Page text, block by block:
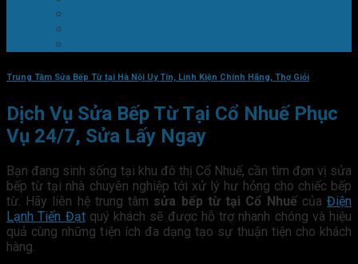
Trung Tâm Sửa Bếp Từ tại Hà Nội Uy Tín, Linh Kiện Chính Hãng, Thợ Giỏi
Dịch Vụ Sửa Bếp Từ Tại Cổ Nhuế Phục
Vụ 24/7, Sửa Lấy Ngay
Bạn đang sinh sống tại khu đô thị Cổ Nhuế, cần tìm đơn vị sửa
bếp từ tại nhà chuyên nghiệp tới xử lý hư hỏng cho chiếc bếp
từ. Hãy liên hệ trung tâm sửa bếp từ tại Cổ NhuếcủaĐiện
Lạnh Tiến Đạtquý khách sẽ được hỗ trợ nhanh chóng và hiệu
quả cùng những tiện ích đa dạng tạo sự thuận tiện cho khách
hàng.